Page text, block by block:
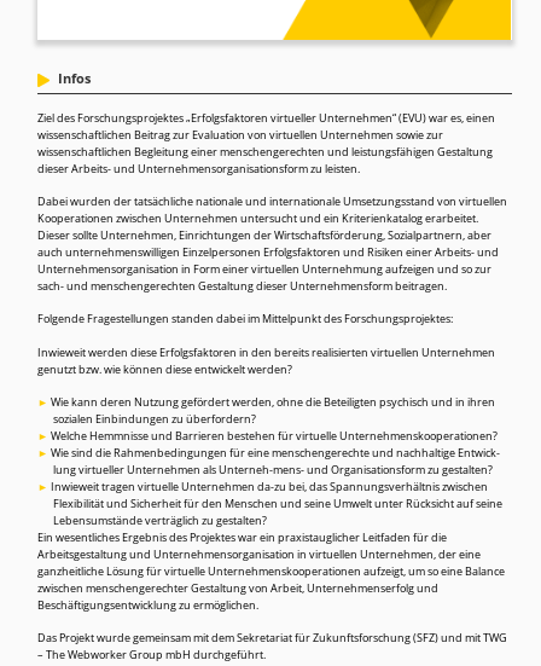
Ziel des Forschungsprojektes „Erfolgsfaktoren virtueller Unternehmen“ (EVU) war es, einen
wissenschaftlichen Beitrag zur Evaluation von virtuellen Unternehmen sowie zur
wissenschaftlichen Begleitung einer menschengerechten und leistungsfähigen Gestaltung
dieser Arbeits- und Unternehmensorganisationsform zu leisten.
Dabei wurden der tatsächliche nationale und internationale Umsetzungsstand von virtuellen
Kooperationen zwischen Unternehmen untersucht und ein Kriterienkatalog erarbeitet.
Dieser sollte Unternehmen, Einrichtungen der Wirtschaftsförderung, Sozialpartnern, aber
auch unternehmenswilligen Einzelpersonen Erfolgsfaktoren und Risiken einer Arbeits- und
Unternehmensorganisation in Form einer virtuellen Unternehmung aufzeigen und so zur
sach- und menschengerechten Gestaltung dieser Unternehmensform beitragen.
Folgende Fragestellungen standen dabei im Mittelpunkt des Forschungsprojektes:
Inwieweit werden diese Erfolgsfaktoren in den bereits realisierten virtuellen Unternehmen
genutzt bzw. wie können diese entwickelt werden?
Wie kann deren Nutzung gefördert werden, ohne die Beteiligten psychisch und in ihren
sozialen Einbindungen zu überfordern?
Welche Hemmnisse und Barrieren bestehen für virtuelle Unternehmenskooperationen?
Wie sind die Rahmenbedingungen für eine menschengerechte und nachhaltige Entwick-
lung virtueller Unternehmen als Unterneh-mens- und Organisationsform zu gestalten?
Inwieweit tragen virtuelle Unternehmen da-zu bei, das Spannungsverhältnis zwischen
Flexibilität und Sicherheit für den Menschen und seine Umwelt unter Rücksicht auf seine
Lebensumstände verträglich zu gestalten?
Ein wesentliches Ergebnis des Projektes war ein praxistauglicher Leitfaden für die
Arbeitsgestaltung und Unternehmensorganisation in virtuellen Unternehmen, der eine
ganzheitliche Lösung für virtuelle Unternehmenskooperationen aufzeigt, um so eine Balance
zwischen menschengerechter Gestaltung von Arbeit, Unternehmenserfolg und
Beschäftigungsentwicklung zu ermöglichen.
Das Projekt wurde gemeinsam mit dem Sekretariat für Zukunftsforschung (SFZ) und mit TWG
– The Webworker Group mbH durchgeführt.
Infos